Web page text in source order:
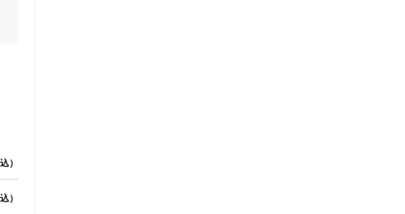
）
）